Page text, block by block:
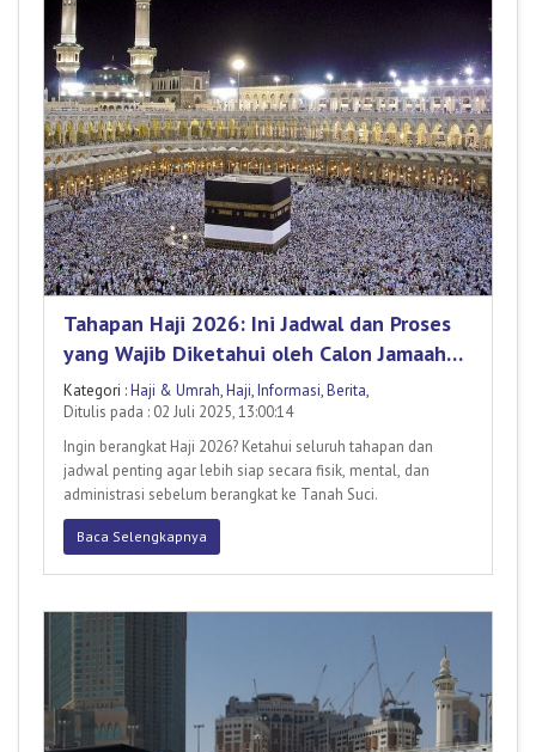
Tahapan Haji 2026: Ini Jadwal dan Proses
yang Wajib Diketahui oleh Calon Jamaah
Haji
Kategori :Haji & Umrah,Haji,Informasi,Berita,
Ditulis pada : 02 Juli 2025, 13:00:14
Ingin berangkat Haji 2026? Ketahui seluruh tahapan dan
jadwal penting agar lebih siap secara fisik, mental, dan
administrasi sebelum berangkat ke Tanah Suci.
Baca Selengkapnya